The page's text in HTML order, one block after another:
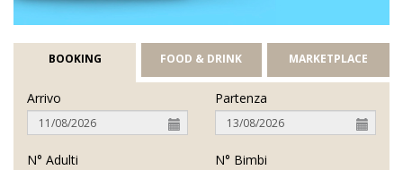
BOOKING FOOD & DRINK MARKETPLACE
Arrivo Partenza
N° Adulti N° Bimbi